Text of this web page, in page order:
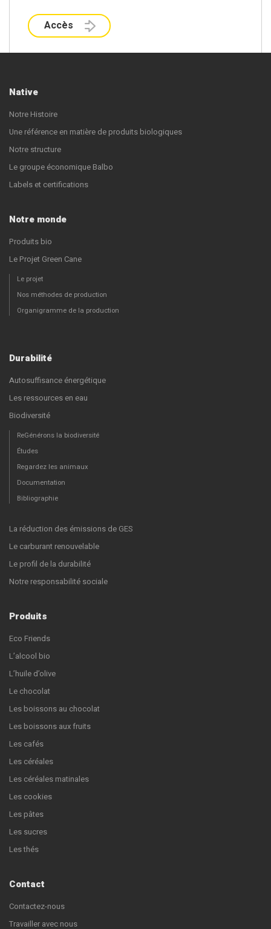
Accès
Native
Notre Histoire
Une référence en matière de produits biologiques
Notre structure
Le groupe économique Balbo
Labels et certifications
Notre monde
Produits bio
Le Projet Green Cane
Le projet
Nos méthodes de production
Organigramme de la production
Durabilité
Autosuffisance énergétique
Les ressources en eau
Biodiversité
ReGénérons la biodiversité
Études
Regardez les animaux
Documentation
Bibliographie
La réduction des émissions de GES
Le carburant renouvelable
Le profil de la durabilité
Notre responsabilité sociale
Produits
Eco Friends
L’alcool bio
L’huile d’olive
Le chocolat
Les boissons au chocolat
Les boissons aux fruits
Les cafés
Les céréales
Les céréales matinales
Les cookies
Les pâtes
Les sucres
Les thés
Contact
Contactez-nous
Travailler avec nous